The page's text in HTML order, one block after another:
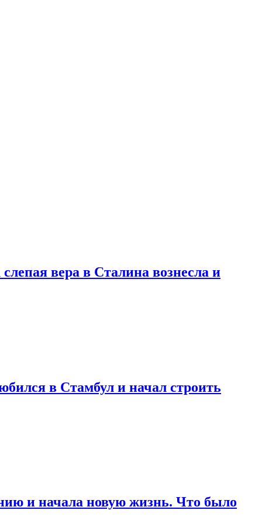
вера в Сталина вознесла и
в Стамбул и начал строить
и начала новую жизнь. Что было